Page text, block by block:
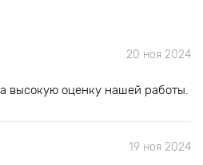
20 ноя 2024
высокую оценку нашей работы.
19 ноя 2024